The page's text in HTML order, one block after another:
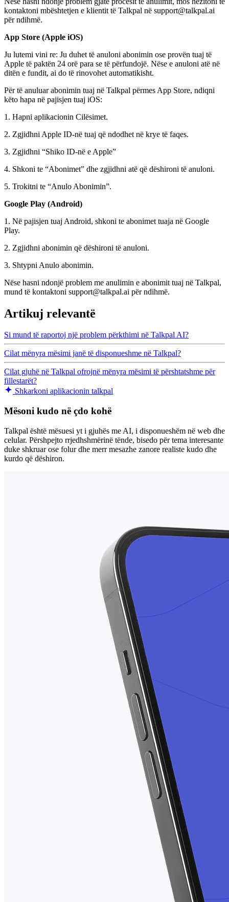
kontaktoni mbështetjen e klientit të Talkpal në support@talkpal.ai
për ndihmë.
App Store (Apple iOS)
Ju lutemi vini re: Ju duhet të anuloni abonimin ose provën tuaj të
Apple të paktën 24 orë para se të përfundojë. Nëse e anuloni atë në
ditën e fundit, ai do të rinovohet automatikisht.
Për të anuluar abonimin tuaj në Talkpal përmes App Store, ndiqni
këto hapa në pajisjen tuaj iOS:
1. Hapni aplikacionin Cilësimet.
2. Zgjidhni Apple ID-në tuaj që ndodhet në krye të faqes.
3. Zgjidhni “Shiko ID-në e Apple”
4. Shkoni te “Abonimet” dhe zgjidhni atë që dëshironi të anuloni.
5. Trokitni te “Anulo Abonimin”.
Google Play (Android)
1. Në pajisjen tuaj Android, shkoni te abonimet tuaja në Google
Play.
2. Zgjidhni abonimin që dëshironi të anuloni.
3. Shtypni Anulo abonimin.
Nëse hasni ndonjë problem me anulimin e abonimit tuaj në Talkpal,
mund të kontaktoni support@talkpal.ai për ndihmë.
Artikuj relevantë
Si mund të raportoj një problem përkthimi në Talkpal AI?
Cilat mënyra mësimi janë të disponueshme në Talkpal?
Cilat gjuhë në Talkpal ofrojnë mënyra mësimi të përshtatshme për
fillestarët?
Shkarkoni aplikacionin talkpal
Mësoni kudo në çdo kohë
Talkpal është mësuesi yt i gjuhës me AI, i disponueshëm në web dhe
celular. Përshpejto rrjedhshmërinë tënde, bisedo për tema interesante
duke shkruar ose folur dhe merr mesazhe zanore realiste kudo dhe
kurdo që dëshiron.